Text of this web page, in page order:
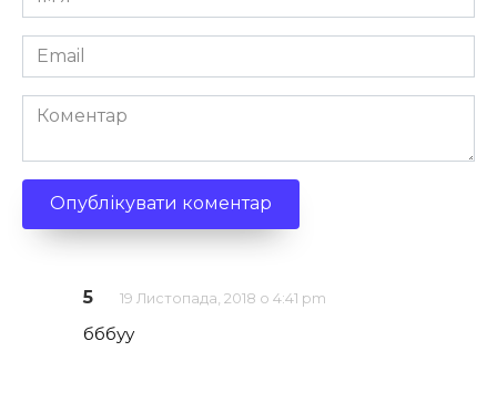
*
Email
*
Коментар
5 19 Листопада, 2018 о 4:41 pm
бббуу